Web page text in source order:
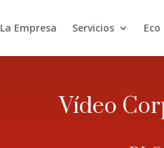
La Empresa Servicios
Vídeo